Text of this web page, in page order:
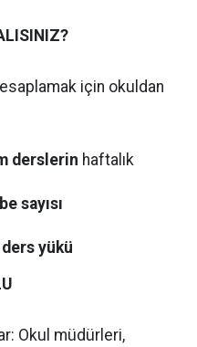
için okuldan
derslerin haftalık
sayısı
yükü
Okul müdürleri,